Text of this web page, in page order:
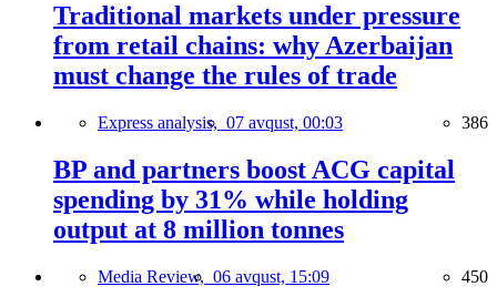
Traditional markets under pressure
from retail chains: why Azerbaijan
must change the rules of trade
Express analysis, 07 avqust, 00:03 386
BP and partners boost ACG capital
spending by 31% while holding
output at 8 million tonnes
Media Review, 06 avqust, 15:09 450